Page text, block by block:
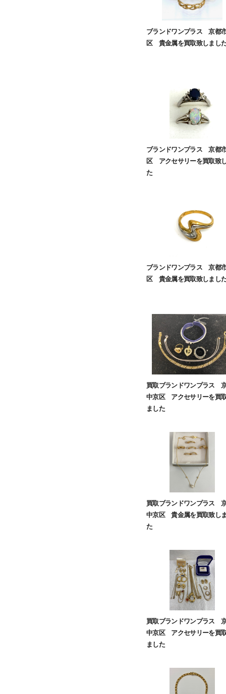
ブランドワンプラス 京都
区 貴金属を買取致しまし
ブランドワンプラス 京都
区 アクセサリーを買取致
た
ブランドワンプラス 京都
区 貴金属を買取致しまし
買取ブランドワンプラス
中京区 アクセサリーを買
ました
買取ブランドワンプラス
中京区 貴金属を買取致し
た
買取ブランドワンプラス
中京区 アクセサリーを買
ました